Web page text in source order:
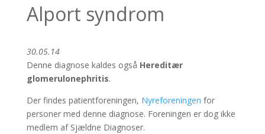
Alport syndrom
30.05.14
Denne diagnose kaldes også Hereditær
glomerulonephritis.
Der findes patientforeningen, Nyreforeningen for
personer med denne diagnose. Foreningen er dog ikke
medlem af Sjældne Diagnoser.